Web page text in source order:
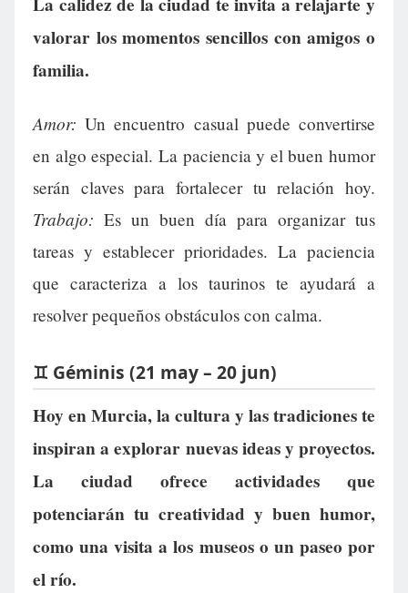
valorar los momentos sencillos con amigos o
familia.
Amor: Un encuentro casual puede convertirse
en algo especial. La paciencia y el buen humor
serán claves para fortalecer tu relación hoy.
Trabajo: Es un buen día para organizar tus
tareas y establecer prioridades. La paciencia
que caracteriza a los taurinos te ayudará a
resolver pequeños obstáculos con calma.
♊ Géminis (21 may – 20 jun)
Hoy en Murcia, la cultura y las tradiciones te
inspiran a explorar nuevas ideas y proyectos.
La ciudad ofrece actividades que
potenciarán tu creatividad y buen humor,
como una visita a los museos o un paseo por
el río.